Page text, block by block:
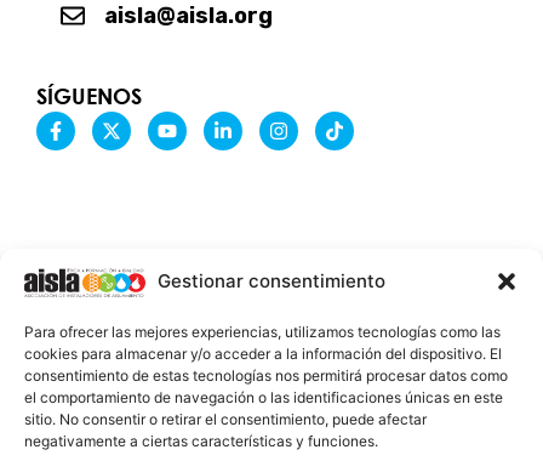
Gestionar consentimiento
Para ofrecer las mejores experiencias, utilizamos tecnologías como las
cookies para almacenar y/o acceder a la información del dispositivo. El
consentimiento de estas tecnologías nos permitirá procesar datos como
el comportamiento de navegación o las identificaciones únicas en este
sitio. No consentir o retirar el consentimiento, puede afectar
negativamente a ciertas características y funciones.
aisla@aisla.org
SÍGUENOS
F
a
c
-
f
X
-
t
r
Y
o
u
L
i
n
-
i
I
n
s
m
T
i
k
INFORMACIÓN LEGAL
AVISO LEGAL
PROTECCIÓN DE DATOS
POLÍTICA DE COOKIES